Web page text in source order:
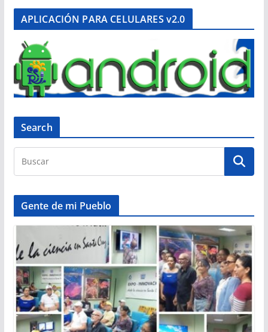
APLICACIÓN PARA CELULARES v2.0
Search
Gente de mi Pueblo